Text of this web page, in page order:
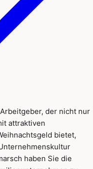
der nicht nur
attraktiven
bietet,
haben Sie die